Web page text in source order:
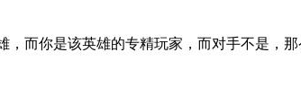
而你是该英雄的专精玩家，而对手不是，